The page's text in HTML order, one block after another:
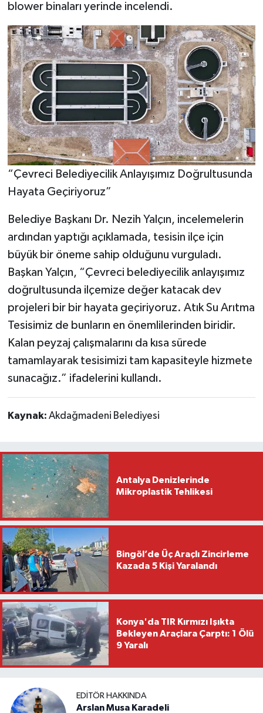
blower binaları yerinde incelendi.
“Çevreci Belediyecilik Anlayışımız Doğrultusunda
Hayata Geçiriyoruz”
Belediye Başkanı Dr. Nezih Yalçın, incelemelerin
ardından yaptığı açıklamada, tesisin ilçe için
büyük bir öneme sahip olduğunu vurguladı.
Başkan Yalçın, “Çevreci belediyecilik anlayışımız
doğrultusunda ilçemize değer katacak dev
projeleri bir bir hayata geçiriyoruz. Atık Su Arıtma
Tesisimiz de bunların en önemlilerinden biridir.
Kalan peyzaj çalışmalarını da kısa sürede
tamamlayarak tesisimizi tam kapasiteyle hizmete
sunacağız.” ifadelerini kullandı.
Kaynak: Akdağmadeni Belediyesi
Antalya Denizlerinde
Mikroplastik Tehlikesi
Bingöl’de Üç Araçlı Zincirleme
Kazada 5 Kişi Yaralandı
Konya'da TIR Kırmızı Işıkta
Bekleyen Araçlara Çarptı: 1 Ölü
9 Yaralı
EDITÖR HAKKINDA
Arslan Musa Karadeli